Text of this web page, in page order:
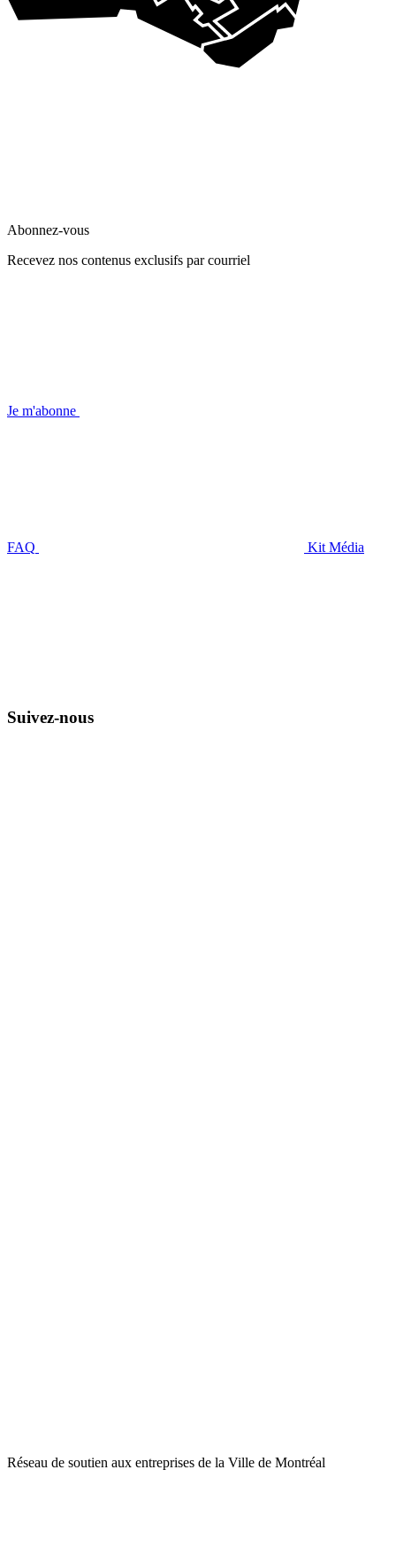
Abonnez-vous
Recevez nos contenus exclusifs par courriel
Je m'abonne
FAQ Kit Média
Suivez-nous
Réseau de soutien aux entreprises de la Ville de Montréal